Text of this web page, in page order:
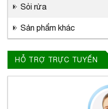
Sỏi rửa
Sản phẩm khác
HỖ TRỢ TRỰC TUYẾN